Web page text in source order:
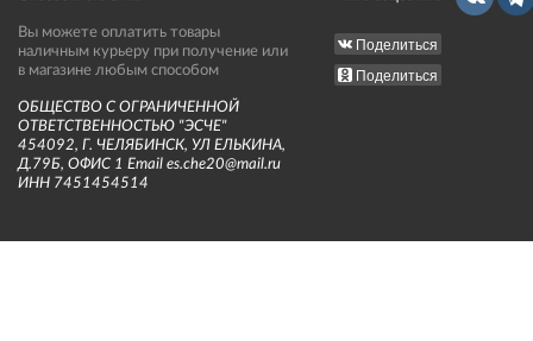
Вы можете оплатить товары
наличным курьеру при получение или
в магазине любым способом
ОБЩЕСТВО С ОГРАНИЧЕННОЙ
ОТВЕТСТВЕННОСТЬЮ "ЭСЧЕ"
454092, Г. ЧЕЛЯБИНСК, УЛ ЕЛЬКИНА,
Д.79Б, ОФИС 1 Email es.che20@mail.ru
ИНН 7451454514
Поделиться
Поделиться